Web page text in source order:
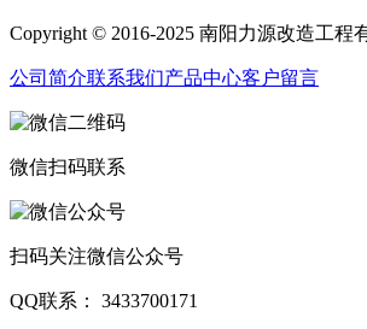
Copyright © 2016-2025 南阳力源改造工程
公司简介联系我们产品中心客户留言
微信扫码联系
扫码关注微信公众号
QQ联系： 3433700171